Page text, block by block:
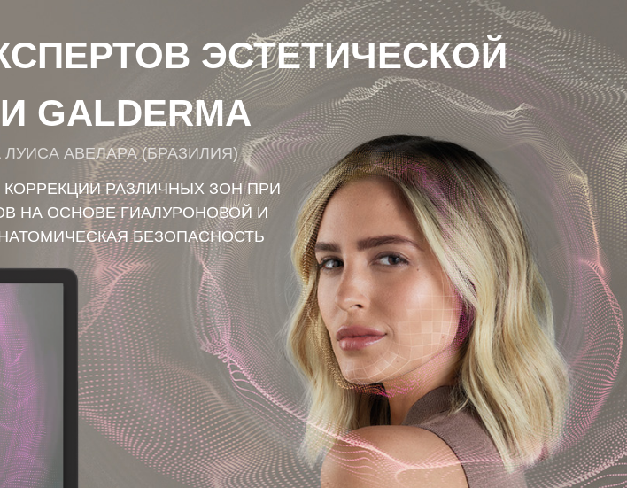
РАЗЛИЧНЫХ ЗОН ПРИ
НА ОСНОВЕ ГИАЛУРОНОВОЙ И
БЕЗОПАСНОСТЬ
ЭСТЕТИЧЕСКОЙ
GALDERMA
АВЕЛАРА (БРАЗИЛИЯ)